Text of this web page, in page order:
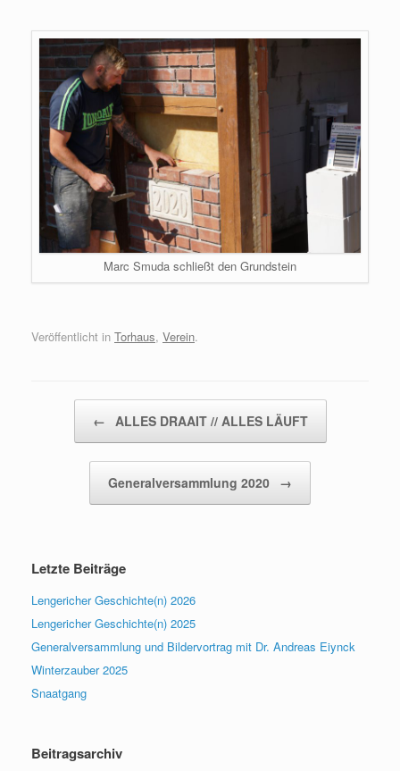
Marc Smuda schließt den Grundstein
Veröffentlicht in Torhaus, Verein.
← ALLES DRAAIT // ALLES LÄUFT
Generalversammlung 2020 →
Letzte Beiträge
Lengericher Geschichte(n) 2026
Lengericher Geschichte(n) 2025
Generalversammlung und Bildervortrag mit Dr. Andreas Eiynck
Winterzauber 2025
Snaatgang
Beitragsarchiv